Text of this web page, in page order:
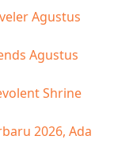
Agustus
Agustus
Shrine
2026, Ada